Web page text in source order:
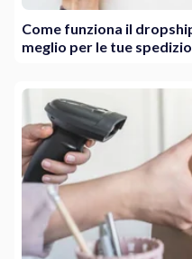
Come funziona il
meglio per le tue